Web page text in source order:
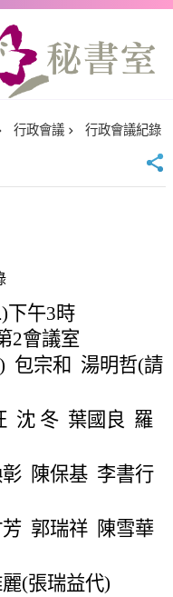
行政會議 行政會議紀錄
)下午3時
2會議室
) 包宗和 湯明哲(請
沈 冬 葉國良 羅
陳保基 李書行
郭瑞祥 陳雪華
(張瑞益代)